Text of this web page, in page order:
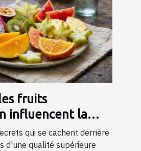
fruits
influencent la
jus ?qui se cachent derrière
d'une qualité supérieure